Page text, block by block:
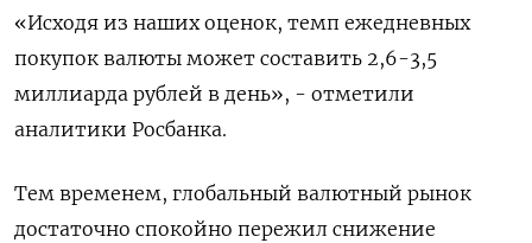
«Исходя из наших оценок, темп ежедневных
покупок валюты может составить 2,6-3,5
миллиарда рублей в день», - отметили
аналитики Росбанка.
Тем временем, глобальный валютный рынок
достаточно спокойно пережил снижение